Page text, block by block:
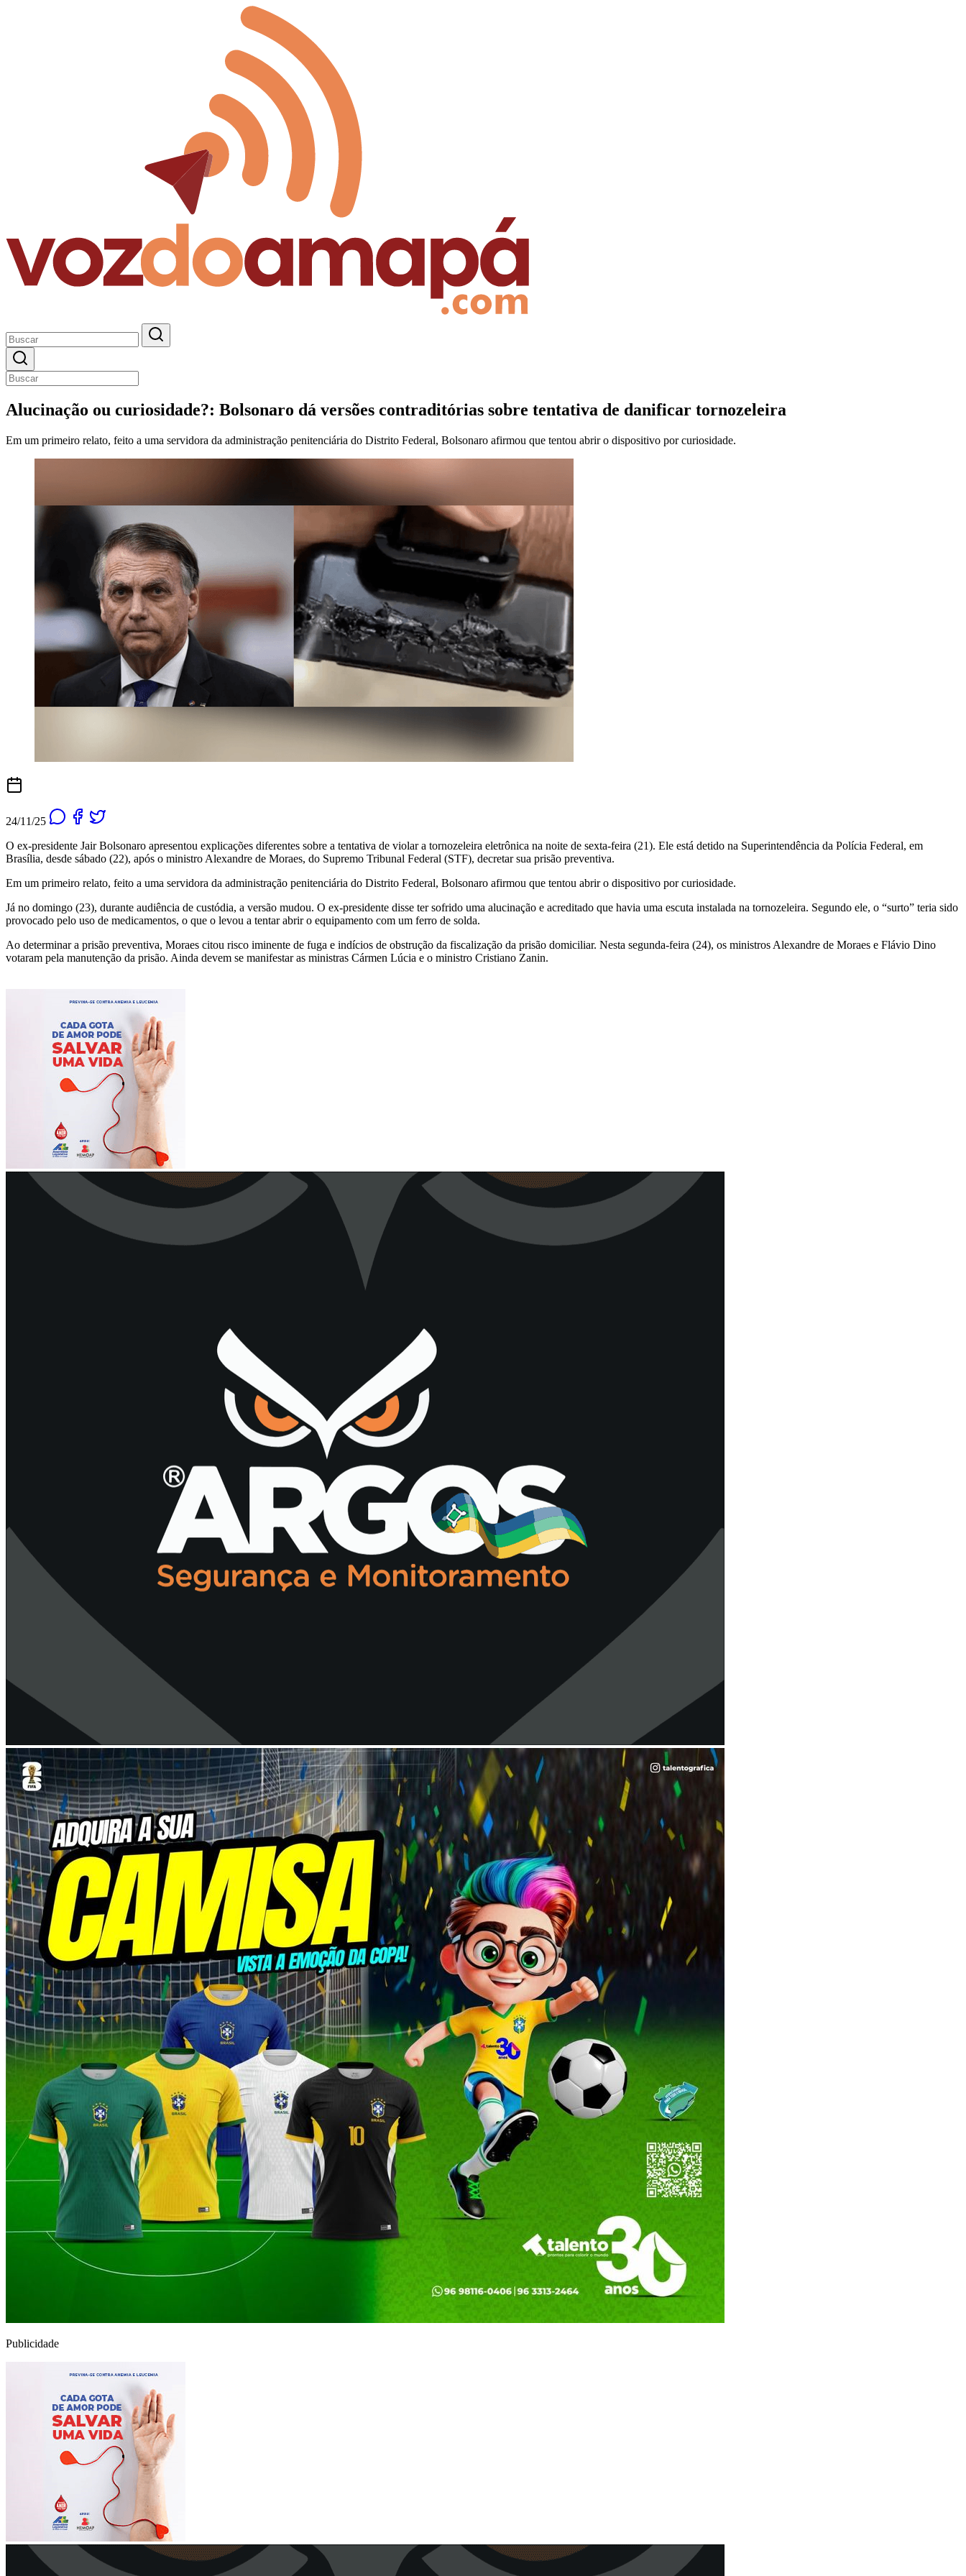
Alucinação ou curiosidade?: Bolsonaro dá versões contraditórias sobre tentativa de danificar tornozeleira
Em um primeiro relato, feito a uma servidora da administração penitenciária do Distrito Federal, Bolsonaro afirmou que tentou abrir o dispositivo por curiosidade.
24/11/25
O ex-presidente Jair Bolsonaro apresentou explicações diferentes sobre a tentativa de violar a tornozeleira eletrônica na noite de sexta-feira (21). Ele está detido na Superintendência da Polícia Federal, em
Brasília, desde sábado (22), após o ministro Alexandre de Moraes, do Supremo Tribunal Federal (STF), decretar sua prisão preventiva.
Em um primeiro relato, feito a uma servidora da administração penitenciária do Distrito Federal, Bolsonaro afirmou que tentou abrir o dispositivo por curiosidade.
Já no domingo (23), durante audiência de custódia, a versão mudou. O ex-presidente disse ter sofrido uma alucinação e acreditado que havia uma escuta instalada na tornozeleira. Segundo ele, o “surto” teria sido
provocado pelo uso de medicamentos, o que o levou a tentar abrir o equipamento com um ferro de solda.
Ao determinar a prisão preventiva, Moraes citou risco iminente de fuga e indícios de obstrução da fiscalização da prisão domiciliar. Nesta segunda-feira (24), os ministros Alexandre de Moraes e Flávio Dino
votaram pela manutenção da prisão. Ainda devem se manifestar as ministras Cármen Lúcia e o ministro Cristiano Zanin.
Publicidade